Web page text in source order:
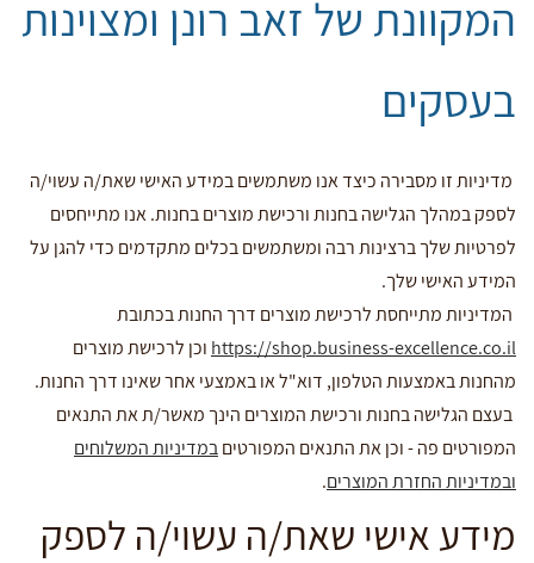
המקוונת של זאב רונן ומצוינות
בעסקים
מדיניות זו מסבירה כיצד אנו משתמשים במידע האישי שאת/ה עשוי/ה
לספק במהלך הגלישה בחנות ורכישת מוצרים בחנות. אנו מתייחסים
לפרטיות שלך ברצינות רבה ומשתמשים בכלים מתקדמים כדי להגן על
המידע האישי שלך.
המדיניות מתייחסת לרכישת מוצרים דרך החנות בכתובת
https://shop.business-excellence.co.il וכן לרכישת מוצרים
מהחנות באמצעות הטלפון, דוא"ל או באמצעי אחר שאינו דרך החנות.
בעצם הגלישה בחנות ורכישת המוצרים הינך מאשר/ת את התנאים
המפורטים פה - וכן את התנאים המפורטיםבמדיניות המשלוחים
ובמדיניות החזרת המוצרים.
מידע אישי שאת/ה עשוי/ה לספק